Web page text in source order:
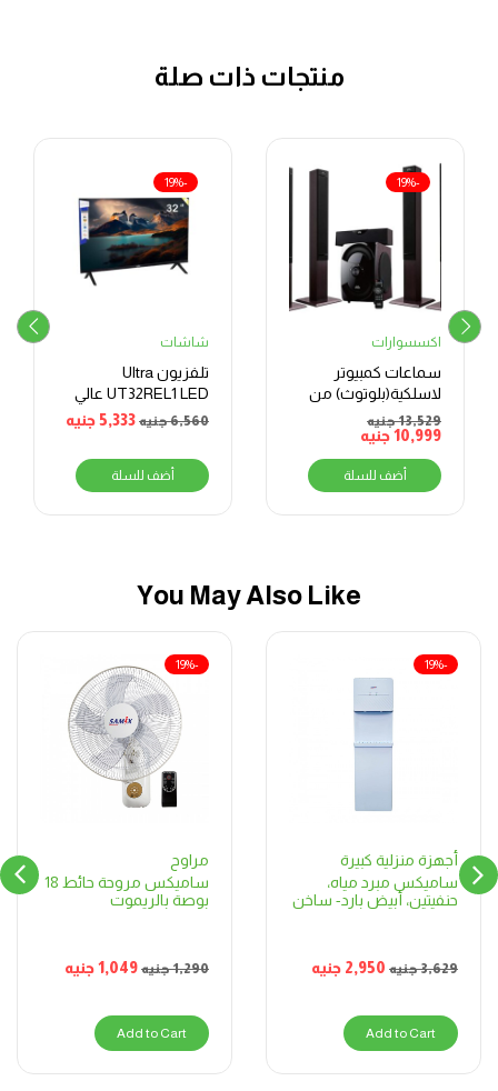
منتجات ذات صلة
-19%
اكسسوارات
سماعات كمبيوتر
لاسلكية(بلوتوث) من
دوب SX5 – اسود
13,529جنيه
10,999جنيه
أضف للسلة
-19%
شاشات
تلفزيون Ultra
UT32REL1 LED عالي
الدقة بدون إطار
6,560جنيه 5,333جنيه
أضف للسلة
You May Also Like
أجهزة منزلية كبيرة
ساميكس مبرد مياه،
حنفيتين، أبيض بارد- ساخن
3,629جنيه 2,950 جنيه
-19%
Add to Cart
مراوح
ساميكس مروحة حائط 18
بوصة بالريموت
1,290جنيه 1,049جنيه
-19%
Add to Cart